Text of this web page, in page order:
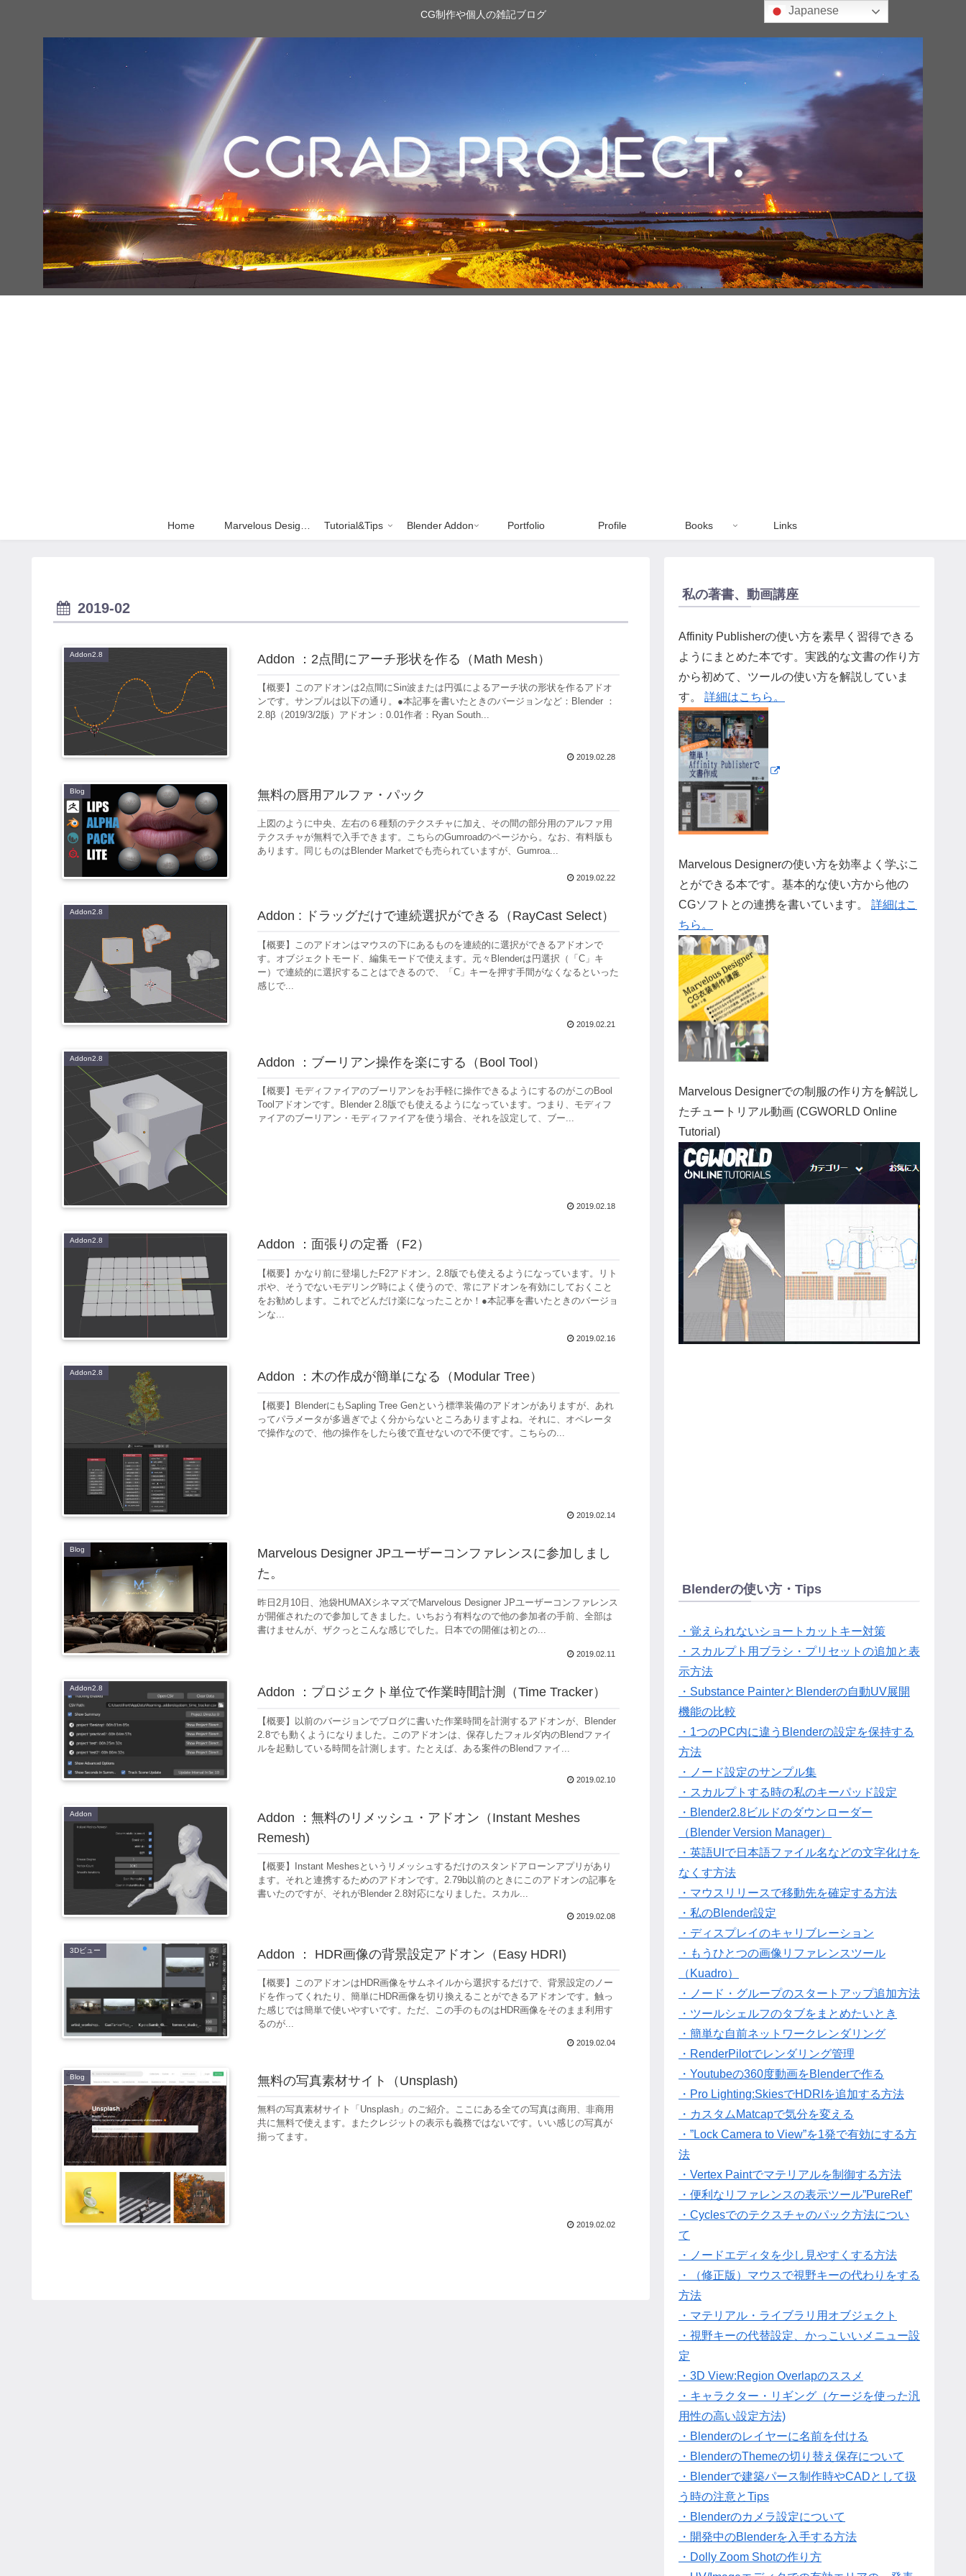
CG制作や個人の雑記ブログ
Home Tutorial&Tips Blender Addon Portfolio Profile Books Links
2019-02
Addon2.8 Addon ：2点間にアーチ形状を作る（Math Mesh）
【概要】このアドオンは2点間にSin波または円弧によるアーチ状の形状を作るアドオ
ンです。サンプルは以下の通り。●本記事を書いたときのバージョンなど：Blender ：
2.8β（2019/3/2版）アドオン：0.01作者：Ryan South...
2019.02.28
Blog 無料の唇用アルファ・パック
上図のように中央、左右の６種類のテクスチャに加え、その間の部分用のアルファ用
テクスチャが無料で入手できます。こちらのGumroadのページから。なお、有料版も
あります。同じものはBlender Marketでも売られていますが、Gumroa...
2019.02.22
Addon2.8 Addon : ドラッグだけで連続選択ができる（RayCast Select）
【概要】このアドオンはマウスの下にあるものを連続的に選択ができるアドオンで
す。オブジェクトモード、編集モードで使えます。元々Blenderは円選択（「C」キ
ー）で連続的に選択することはできるので、「C」キーを押す手間がなくなるといった
感じで...
2019.02.21
Addon2.8 Addon ：ブーリアン操作を楽にする（Bool Tool）
【概要】モディファイアのブーリアンをお手軽に操作できるようにするのがこのBool
Toolアドオンです。Blender 2.8版でも使えるようになっています。つまり、モディフ
ァイアのブーリアン・モディファイアを使う場合、それを設定して、ブー...
2019.02.18
Addon2.8 Addon ：面張りの定番（F2）
【概要】かなり前に登場したF2アドオン。2.8版でも使えるようになっています。リト
ポや、そうでないモデリング時によく使うので、常にアドオンを有効にしておくこと
をお勧めします。これでどんだけ楽になったことか！●本記事を書いたときのバージョ
ンな...
2019.02.16
Addon2.8 Addon ：木の作成が簡単になる（Modular Tree）
【概要】BlenderにもSapling Tree Genという標準装備のアドオンがありますが、あれ
ってパラメータが多過ぎでよく分からないところありますよね。それに、オペレータ
で操作なので、他の操作をしたら後で直せないので不便です。こちらの...
2019.02.14
Blog
Marvelous Designer JPユーザーコンファレンスに参加しまし
た。
昨日2月10日、池袋HUMAXシネマズでMarvelous Designer JPユーザーコンファレンス
が開催されたので参加してきました。いちおう有料なので他の参加者の手前、全部は
書けませんが、ザクっとこんな感じでした。日本での開催は初との...
2019.02.11
Addon2.8 Addon ：プロジェクト単位で作業時間計測（Time Tracker）
【概要】以前のバージョンでブログに書いた作業時間を計測するアドオンが、Blender
2.8でも動くようになりました。このアドオンは、保存したフォルダ内のBlendファイ
ルを起動している時間を計測します。たとえば、ある案件のBlendファイ...
2019.02.10
Addon
Addon ：無料のリメッシュ・アドオン（Instant Meshes
Remesh)
【概要】Instant Meshesというリメッシュするだけのスタンドアローンアプリがあり
ます。それと連携するためのアドオンです。2.79b以前のときにこのアドオンの記事を
書いたのですが、それがBlender 2.8対応になりました。スカル...
2019.02.08
3Dビュー Addon ： HDR画像の背景設定アドオン（Easy HDRI)
【概要】このアドオンはHDR画像をサムネイルから選択するだけで、背景設定のノー
ドを作ってくれたり、簡単にHDR画像を切り換えることができるアドオンです。触っ
た感じでは簡単で使いやすいです。ただ、この手のものはHDR画像をそのまま利用す
るのが...
2019.02.04
Blog 無料の写真素材サイト（Unsplash)
無料の写真素材サイト「Unsplash」のご紹介。ここにある全ての写真は商用、非商用
共に無料で使えます。またクレジットの表示も義務ではないです。いい感じの写真が
揃ってます。
2019.02.02
私の著書、動画講座
Affinity Publisherの使い方を素早く習得できる
ようにまとめた本です。実践的な文書の作り方
から初めて、ツールの使い方を解説していま
す。 詳細はこちら。
Marvelous Designerの使い方を効率よく学ぶこ
とができる本です。基本的な使い方から他の
CGソフトとの連携を書いています。 詳細はこ
ちら。
Marvelous Designerでの制服の作り方を解説し
たチュートリアル動画 (CGWORLD Online
Tutorial)
Blenderの使い方・Tips
・覚えられないショートカットキー対策
・スカルプト用ブラシ・プリセットの追加と表
示方法
・Substance PainterとBlenderの自動UV展開
機能の比較
・1つのPC内に違うBlenderの設定を保持する
方法
・ノード設定のサンプル集
・スカルプトする時の私のキーパッド設定
・Blender2.8ビルドのダウンローダー
（Blender Version Manager）
・英語UIで日本語ファイル名などの文字化けを
なくす方法
・マウスリリースで移動先を確定する方法
・私のBlender設定
・ディスプレイのキャリブレーション
・もうひとつの画像リファレンスツール
（Kuadro）
・ノード・グループのスタートアップ追加方法
・ツールシェルフのタブをまとめたいとき
・簡単な自前ネットワークレンダリング
・RenderPilotでレンダリング管理
・Youtubeの360度動画をBlenderで作る
・Pro Lighting:SkiesでHDRIを追加する方法
・カスタムMatcapで気分を変える
・”Lock Camera to View”を1発で有効にする方
法
・Vertex Paintでマテリアルを制御する方法
・便利なリファレンスの表示ツール”PureRef”
・Cyclesでのテクスチャのパック方法につい
て
・ノードエディタを少し見やすくする方法
・（修正版）マウスで視野キーの代わりをする
方法
・マテリアル・ライブラリ用オブジェクト
・視野キーの代替設定、かっこいいメニュー設
定
・3D View:Region Overlapのススメ
・キャラクター・リギング（ケージを使った汎
用性の高い設定方法)
・Blenderのレイヤーに名前を付ける
・BlenderのThemeの切り替え保存について
・Blenderで建築パース制作時やCADとして扱
う時の注意とTips
・Blenderのカメラ設定について
・開発中のBlenderを入手する方法
・Dolly Zoom Shotの作り方
Japanese